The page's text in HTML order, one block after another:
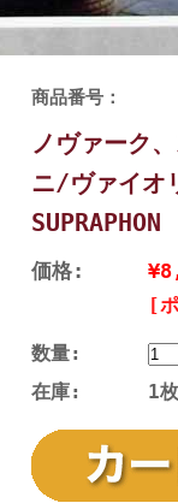
商品番号：
ノヴァーク
ニ/ヴァイオ
価格:
[
数量:
在庫:
1枚